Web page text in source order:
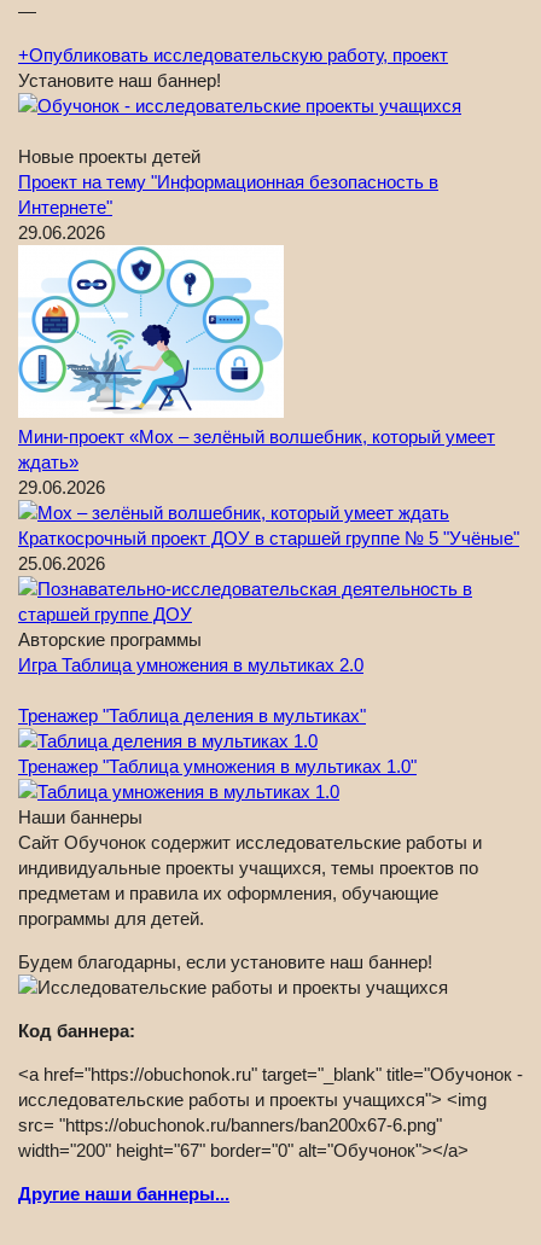
—
+Опубликовать исследовательскую работу, проект
Установите наш баннер!
Новые проекты детей
Проект на тему "Информационная безопасность в
Интернете"
29.06.2026
Мини-проект «Мох – зелёный волшебник, который умеет
ждать»
29.06.2026
Краткосрочный проект ДОУ в старшей группе № 5 "Учёные"
25.06.2026
Авторские программы
Игра Таблица умножения в мультиках 2.0
Тренажер "Таблица деления в мультиках"
Тренажер "Таблица умножения в мультиках 1.0"
Наши баннеры
Сайт Обучонок содержит исследовательские работы и
индивидуальные проекты учащихся, темы проектов по
предметам и правила их оформления, обучающие
программы для детей.
Будем благодарны, если установите наш баннер!
Код баннера:
<a href="https://obuchonok.ru" target="_blank" title="Обучонок -
исследовательские работы и проекты учащихся"> <img
src= "https://obuchonok.ru/banners/ban200x67-6.png"
width="200" height="67" border="0" alt="Обучонок"></a>
Другие наши баннеры...